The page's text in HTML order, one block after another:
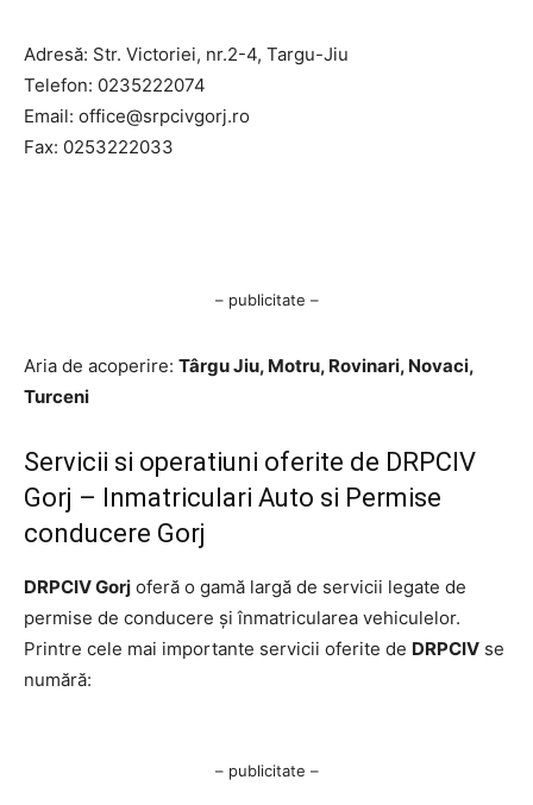
Adresă: Str. Victoriei, nr.2-4, Targu-Jiu
Telefon: 0235222074
Email: office@srpcivgorj.ro
Fax: 0253222033
– publicitate –
Aria de acoperire: Târgu Jiu, Motru, Rovinari, Novaci,
Turceni
Servicii si operatiuni oferite de DRPCIV
Gorj – Inmatriculari Auto si Permise
conducere Gorj
DRPCIV Gorj oferă o gamă largă de servicii legate de
permise de conducere și înmatricularea vehiculelor.
Printre cele mai importante servicii oferite de DRPCIV se
numără:
– publicitate –